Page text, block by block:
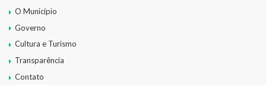
O Município
Governo
Cultura e Turismo
Transparência
Contato